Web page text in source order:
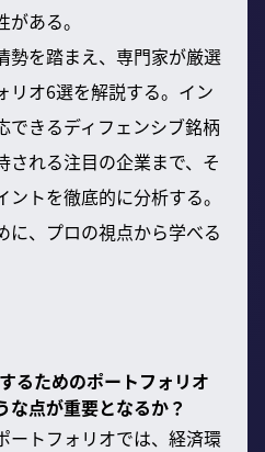
ある。
勢を踏まえ、専門家が厳選
リオ6選を解説する。イン
できるディフェンシブ銘柄
される注目の企業まで、そ
トを徹底的に分析する。
に、プロの視点から学べる
るためのポートフォリオ
な点が重要となるか？
ートフォリオでは、経済環